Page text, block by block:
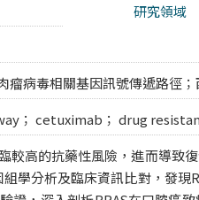
研究領域
瘤病毒相關基因訊號傳遞路徑
； cetuximab； drug
較高的抗藥性風險，進而導致
學分析及臨床資訊比對，發